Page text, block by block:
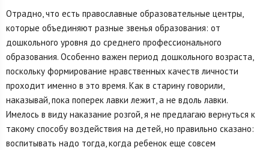
Отрадно, что есть православные образовательные центры,
которые объединяют разные звенья образования: от
дошкольного уровня до среднего профессионального
образования. Особенно важен период дошкольного возраста,
поскольку формирование нравственных качеств личности
проходит именно в это время. Как в старину говорили,
наказывай, пока поперек лавки лежит, а не вдоль лавки.
Имелось в виду наказание розгой, я не предлагаю вернуться к
такому способу воздействия на детей, но правильно сказано:
воспитывать надо тогда, когда ребенок еще совсем